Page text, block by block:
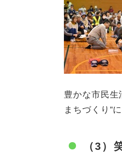
豊かな市民生
まちづくり”
（3）